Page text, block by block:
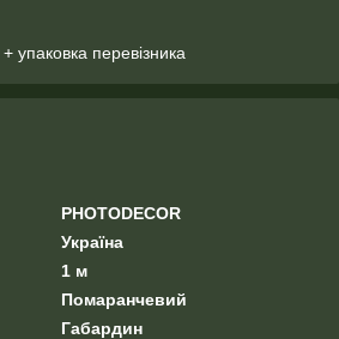
упаковка перевізника
PHOTODECOR
Україна
1 м
Помаранчевий
Габардин